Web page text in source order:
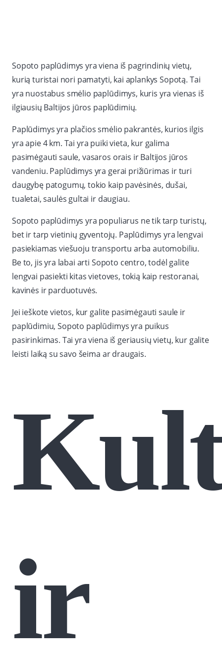
Sopoto paplūdimys yra viena iš pagrindinių vietų,
kurią turistai nori pamatyti, kai aplankys Sopotą. Tai
yra nuostabus smėlio paplūdimys, kuris yra vienas iš
ilgiausių Baltijos jūros paplūdimių.
Paplūdimys yra plačios smėlio pakrantės, kurios ilgis
yra apie 4 km. Tai yra puiki vieta, kur galima
pasimėgauti saule, vasaros orais ir Baltijos jūros
vandeniu. Paplūdimys yra gerai prižiūrimas ir turi
daugybę patogumų, tokio kaip pavėsinės, dušai,
tualetai, saulės gultai ir daugiau.
Sopoto paplūdimys yra populiarus ne tik tarp turistų,
bet ir tarp vietinių gyventojų. Paplūdimys yra lengvai
pasiekiamas viešuoju transportu arba automobiliu.
Be to, jis yra labai arti Sopoto centro, todėl galite
lengvai pasiekti kitas vietoves, tokią kaip restoranai,
kavinės ir parduotuvės.
Jei ieškote vietos, kur galite pasimėgauti saule ir
paplūdimiu, Sopoto paplūdimys yra puikus
pasirinkimas. Tai yra viena iš geriausių vietų, kur galite
leisti laiką su savo šeima ar draugais.
ir